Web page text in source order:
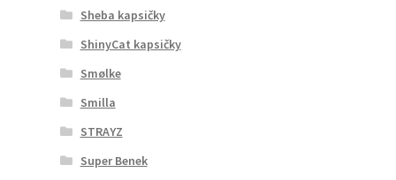
Sheba kapsičky
ShinyCat kapsičky
Smølke
Smilla
STRAYZ
Super Benek